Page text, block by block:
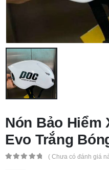
Nón Bảo Hiểm
Evo Trắng
( Chưa có đánh giá